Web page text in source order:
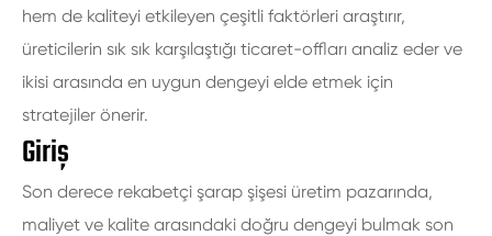
hem de kaliteyi etkileyen çeşitli faktörleri araştırır,
üreticilerin sık sık karşılaştığı ticaret-offları analiz eder ve
ikisi arasında en uygun dengeyi elde etmek için
stratejiler önerir.
Giriş
Son derece rekabetçi şarap şişesi üretim pazarında,
maliyet ve kalite arasındaki doğru dengeyi bulmak son